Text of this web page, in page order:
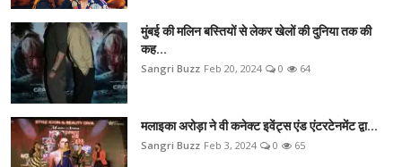
मुंबई की मलिन बस्तियों से लेकर खेलों की दुनिया तक की
कह...
Sangri Buzz Feb 20, 2024 0 64
मलाइका अरोड़ा ने वी कनेक्ट इवेंट्स एंड एंटरटेनमेंट द्वा...
Sangri Buzz Feb 3, 2024 0 65